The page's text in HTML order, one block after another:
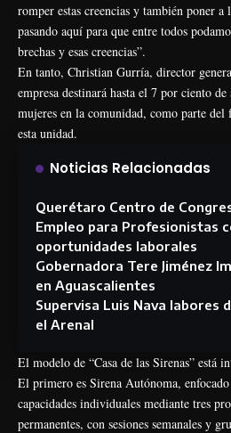
romper estas creencias y también poner a
pasando aquí para que entre todos
brechas y esas creencias”.
En tanto, Christian Gurría, director
empresa destinará hasta el 7 por ciento
mujeres en la comunidad, como parte
esta unidad.
Noticias Relacionadas
Querétaro Centro de
Empleo para Profesionistas
oportunidades laborales
Gobernadora Tere Jiménez
en Aguascalientes
Supervisa Luis Nava labores
el Arenal
El modelo de “Casa de las Sirenas” está
El primero es Sirena Autónoma,
capacidades individuales mediante tres
permanentes, con sesiones semanales y